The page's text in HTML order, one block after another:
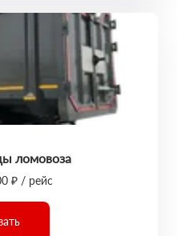
ломовоза
₽ / рейс